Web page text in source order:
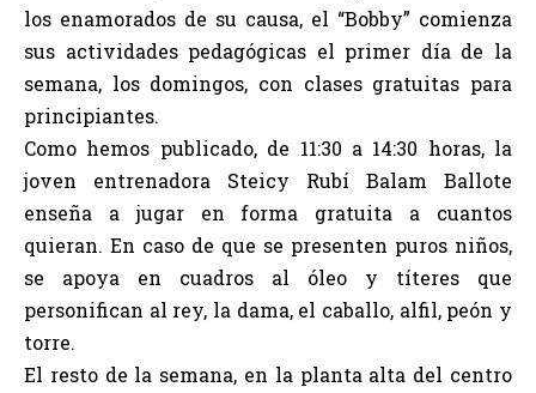
los enamorados de su causa, el “Bobby” comienza
sus actividades pedagógicas el primer día de la
semana, los domingos, con clases gratuitas para
principiantes.
Como hemos publicado, de 11:30 a 14:30 horas, la
joven entrenadora Steicy Rubí Balam Ballote
enseña a jugar en forma gratuita a cuantos
quieran. En caso de que se presenten puros niños,
se apoya en cuadros al óleo y títeres que
personifican al rey, la dama, el caballo, alfil, peón y
torre.
El resto de la semana, en la planta alta del centro